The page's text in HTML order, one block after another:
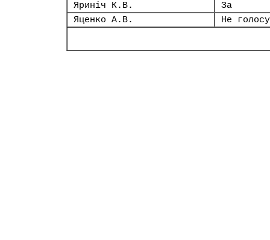
Яриніч К.В.
За
Яценко А.В.
Не